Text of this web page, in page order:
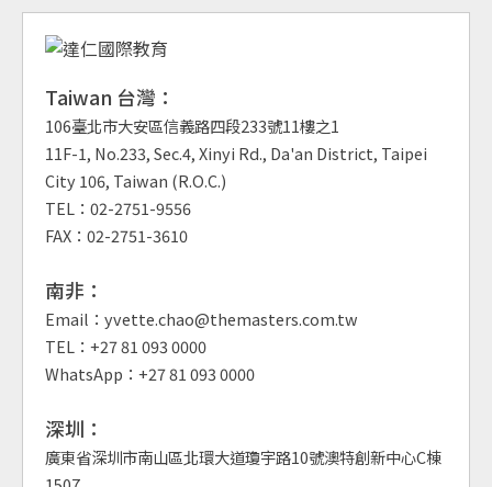
Taiwan 台灣：
106臺北市大安區信義路四段233號11樓之1
11F-1, No.233, Sec.4, Xinyi Rd., Da'an District, Taipei
City 106, Taiwan (R.O.C.)
TEL：02-2751-9556
FAX：02-2751-3610
南非：
Email：yvette.chao@themasters.com.tw
TEL：+27 81 093 0000
WhatsApp：+27 81 093 0000
深圳：
廣東省深圳市南山區北環大道瓊宇路10號澳特創新中心C棟